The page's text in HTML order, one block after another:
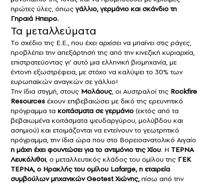
πρώτες ύλες, όπως γάλλιο, γερμάνιο και σκάνδιο τη
Γηραιά Hπειρο.
Τα μεταλλεύματα
Το σχέδιο της Ε.E., που έχει αρχίσει να μπαίνει στις ράγες,
προβλέπει την απεξάρτησή της από την κινεζική κυριαρχία,
επιστρατεύοντας γι’ αυτό μια ελληνική βιομηχανία, με
έντονη εξωστρέφεια, με στόχο να καλύψει το 30% των
ευρωπαϊκών αναγκών σε γάλλιο!
Την ίδια στιγμή, στους Μολάους, οι Αυστραλοί της Rockfire
Resources έχουν επιβεβαιώσει με δικό της ερευνητικό
πρόγραμμα τα κοιτάσματα σε γερμάνιο (εκτός από τα
βεβαιωμένα κοιτάσματα ψευδαργύρου, μολύβδου και
ασημιού) και ετοιμάζονται να εντείνουν το γεωτρητικό
πρόγραμμα, την ίδια ώρα που στο Βορειοανατολικό Αιγαίο
η μάχη έχει φουντώσει για το αντιμόνιο της Χίου. Η ΤΕΡΝΑ
Λευκόλιθοι, ο μεταλλευτικός κλάδος του ομίλου της ΓΕΚ
ΤΕΡΝΑ, ο Ηρακλής του ομίλου Lafarge, η εταιρεία
συμβούλων μηχανικών Geotest Χιώνης,πίσω από την